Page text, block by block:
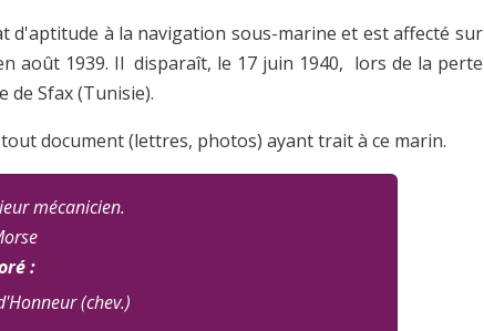
d'aptitude à la navigation sous-marine et est affecté sur
août 1939. Il disparaît, le 17 juin 1940, lors de la perte
de Sfax (Tunisie).
document (lettres, photos) ayant trait à ce marin.
mécanicien.
:
(chev.)